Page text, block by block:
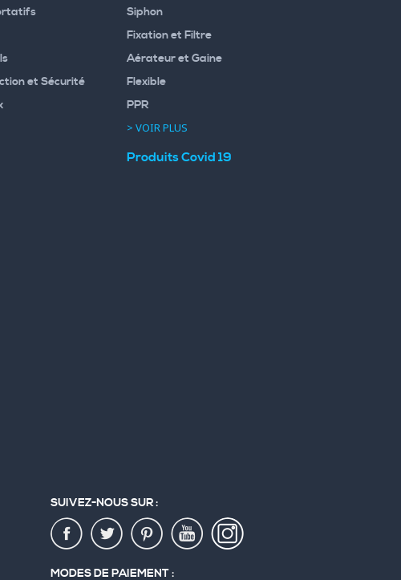
et Sécurité
Siphon
Fixation et Filtre
Aérateur et Gaine
Flexible
PPR
> VOIR PLUS
Produits Covid 19
SUIVEZ-NOUS SUR :
MODES DE PAIEMENT :